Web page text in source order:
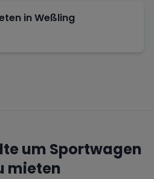
inWeßling
um Sportwagen
mieten